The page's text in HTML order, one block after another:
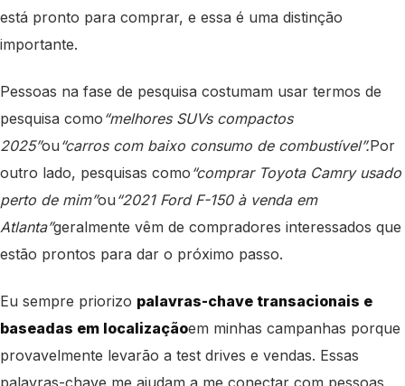
está pronto para comprar, e essa é uma distinção
importante.
Pessoas na fase de pesquisa costumam usar termos de
pesquisa como “melhores SUVs compactos
2025”ou “carros com baixo consumo de combustível”.Por
outro lado, pesquisas como “comprar Toyota Camry usado
perto de mim”ou “2021 Ford F-150 à venda em
Atlanta”geralmente vêm de compradores interessados ​​​​que
estão prontos para dar o próximo passo.
Eu sempre priorizo ​​ palavras-chave transacionais e
baseadas em localizaçãoem minhas campanhas porque
provavelmente levarão a test drives e vendas. Essas